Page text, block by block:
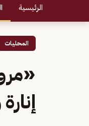
الرئيسية
المحليات